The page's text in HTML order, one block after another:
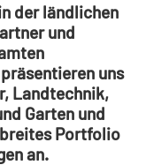
der ländlichen
und
uns
Landtechnik,
Garten und
Portfolio
an.